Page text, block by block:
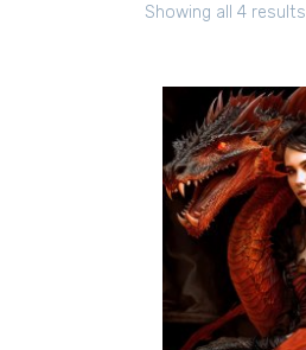
Showing all 4 results